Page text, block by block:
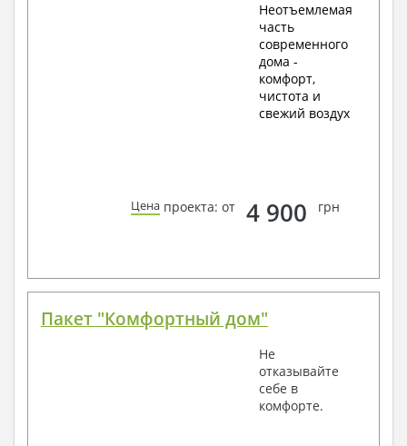
Неотъемлемая
часть
современного
дома -
комфорт,
чистота и
свежий воздух
Цена проекта: от 4 900 грн
Пакет "Комфортный дом"
Не
отказывайте
себе в
комфорте.